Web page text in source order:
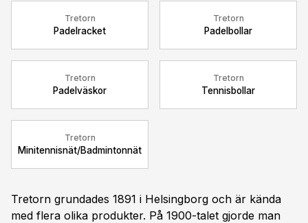
Tretorn
Padelracket
Tretorn
Padelbollar
Tretorn
Padelväskor
Tretorn
Tennisbollar
Tretorn
Minitennisnät/Badmintonnät
Tretorn grundades 1891 i Helsingborg och är kända
med flera olika produkter. På 1900-talet gjorde man